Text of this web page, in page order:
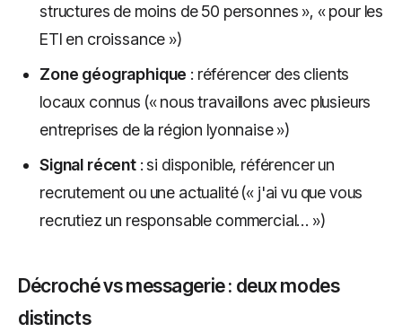
structures de moins de 50 personnes », « pour les
ETI en croissance »)
Zone géographique : référencer des clients
locaux connus (« nous travaillons avec plusieurs
entreprises de la région lyonnaise »)
Signal récent: si disponible, référencer un
recrutement ou une actualité (« j'ai vu que vous
recrutiez un responsable commercial… »)
Décroché vs messagerie : deux modes
distincts